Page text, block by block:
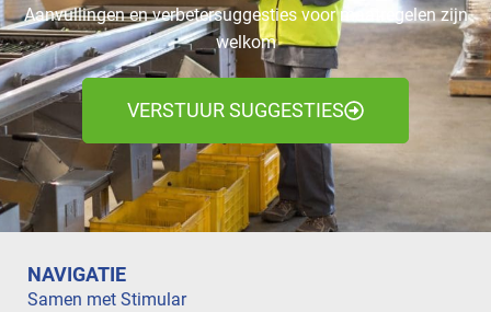
Aanvullingen en verbetersuggesties voor maatregelen zijn
welkom
VERSTUUR SUGGESTIES
NAVIGATIE
Samen met Stimular